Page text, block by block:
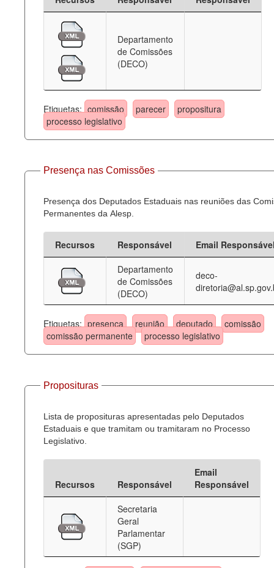
Departamento
de Comissões
(DECO)
Etiquetas: comissão parecer
propositura
processo legislativo
Presença nas Comissões
Presença dos Deputados Estaduais nas reuniões das
Permanentes da Alesp.
Recursos Responsável
Email
Departamento
de Comissões
(DECO)
deco-
Etiquetas: presença reunião deputado
comissão
comissão permanente
processo legislativo
Proposituras
Lista de proposituras apresentadas pelo Deputados
Estaduais e que tramitam ou tramitaram no Processo
Legislativo.
Recursos Responsável
Email
Responsável
Secretaria
Geral
Parlamentar
(SGP)